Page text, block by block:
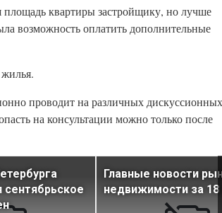
площадь квартиры застройщику, но лучше
возможность оплатить дополнительные
проводит на различных дискуссионных
на консультации можно только после
Главные новости
недвижимости за 18